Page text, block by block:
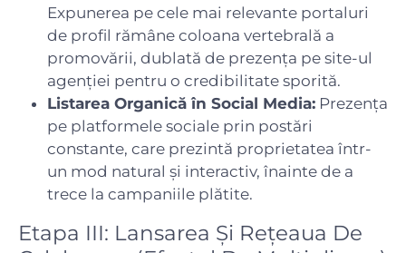
Expunerea pe cele mai relevante portaluri
de profil rămâne coloana vertebrală a
promovării, dublată de prezența pe site-ul
agenției pentru o credibilitate sporită.
Listarea Organică în Social Media: Prezența
pe platformele sociale prin postări
constante, care prezintă proprietatea într-
un mod natural și interactiv, înainte de a
trece la campaniile plătite.
Etapa III: Lansarea Și Rețeaua De